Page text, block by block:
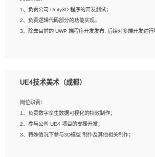
1、负责公司 Unity3D 程序的开发测试；
2、负责逻辑代码部分的功能实现；
3、除去目前的 UWP 端程序开发发布, 后续对多端开发进行
2、熟练掌握 Unity3D 程序开发，精通 C# 语言开发；
4、有良好的沟通能力和团队合作意识；
5、开发过 HoloLens 程序者优先。
UE4技术美术（成都）
岗位职责：
1、负责数字孪生数据可视化的特效制作；
2、参与公司 UE4 项目的支援开发；
3、特殊情况下参与3D模型 制作及其他相关制作；